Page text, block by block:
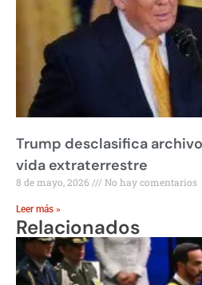
Trump desclasifica
vida extraterrestre
8 de mayo, 2026 No hay comentarios
Leer más »
Relacionados